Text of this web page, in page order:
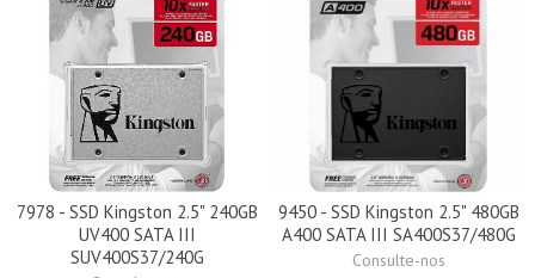
7978 - SSD Kingston 2.5" 240GB
UV400 SATA III
SUV400S37/240G
9450 - SSD Kingston 2.5" 480GB
A400 SATA III SA400S37/480G
Consulte-nos